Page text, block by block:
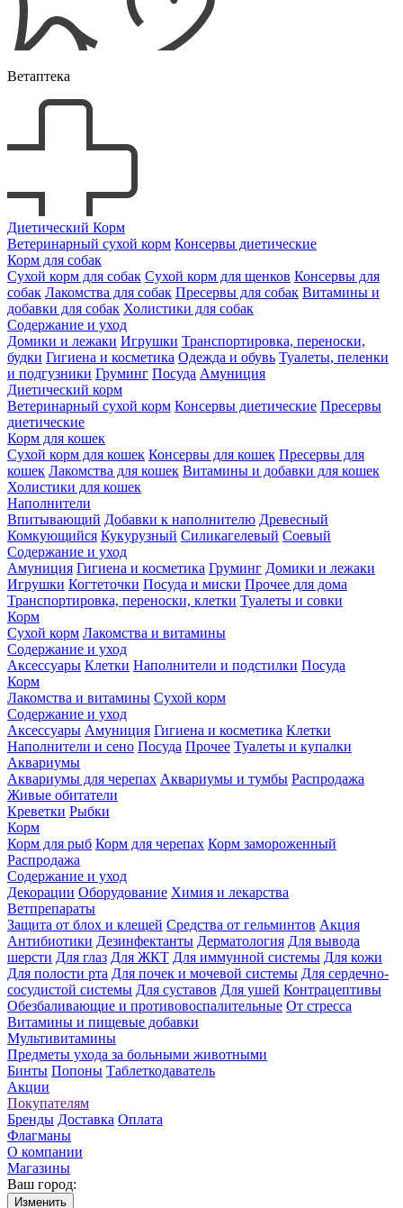
Ветаптека
Диетический Корм
Ветеринарный сухой корм Консервы диетические
Корм для собак
Сухой корм для собак Сухой корм для щенков Консервы для
собак Лакомства для собак Пресервы для собак Витамины и
добавки для собак Холистики для собак
Содержание и уход
Домики и лежаки Игрушки Транспортировка, переноски,
будки Гигиена и косметика Одежда и обувь Туалеты, пеленки
и подгузники Груминг Посуда Амуниция
Диетический корм
Ветеринарный сухой корм Консервы диетические Пресервы
диетические
Корм для кошек
Сухой корм для кошек Консервы для кошек Пресервы для
кошек Лакомства для кошек Витамины и добавки для кошек
Холистики для кошек
Наполнители
Впитывающий Добавки к наполнителю Древесный
Комкующийся Кукурузный Силикагелевый Соевый
Содержание и уход
Амуниция Гигиена и косметика Груминг Домики и лежаки
Игрушки Когтеточки Посуда и миски Прочее для дома
Транспортировка, переноски, клетки Туалеты и совки
Корм
Сухой корм Лакомства и витамины
Содержание и уход
Аксессуары Клетки Наполнители и подстилки Посуда
Корм
Лакомства и витамины Сухой корм
Содержание и уход
Аксессуары Амуниция Гигиена и косметика Клетки
Наполнители и сено Посуда Прочее Туалеты и купалки
Аквариумы
Аквариумы для черепах Аквариумы и тумбы Распродажа
Живые обитатели
Креветки Рыбки
Корм
Корм для рыб Корм для черепах Корм замороженный
Распродажа
Содержание и уход
Декорации Оборудование Химия и лекарства
Ветпрепараты
Защита от блох и клещей Средства от гельминтов Акция
Антибиотики Дезинфектанты Дерматология Для вывода
шерсти Для глаз Для ЖКТ Для иммунной системы Для кожи
Для полости рта Для почек и мочевой системы Для сердечно-
сосудистой системы Для суставов Для ушей Контрацептивы
Обезбаливающие и противовоспалительные От стресса
Витамины и пищевые добавки
Мультивитамины
Предметы ухода за больными животными
Бинты Попоны Таблеткодаватель
Акции
Покупателям
Бренды Доставка Оплата
Флагманы
О компании
Магазины
Ваш город:
Изменить